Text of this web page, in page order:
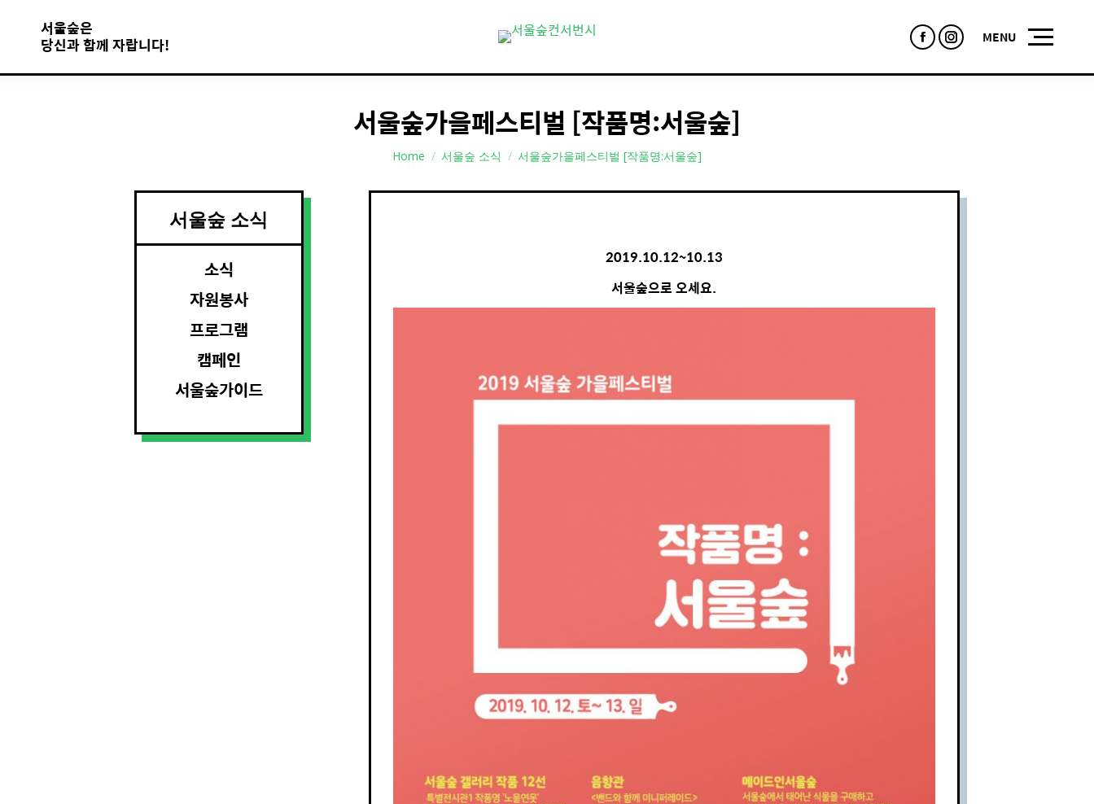
서울숲은
당신과 함께 자랍니다!
FacebookInstagram
서울숲가을페스티벌 [작품명:서울숲]
You are here:
Home 서울숲 소식 서울숲가을페스티벌 [작품명:서울숲]
2019.10.12~10.13
서울숲으로 오세요.
서울숲 소식
소식
자원봉사
프로그램
캠페인
서울숲가이드